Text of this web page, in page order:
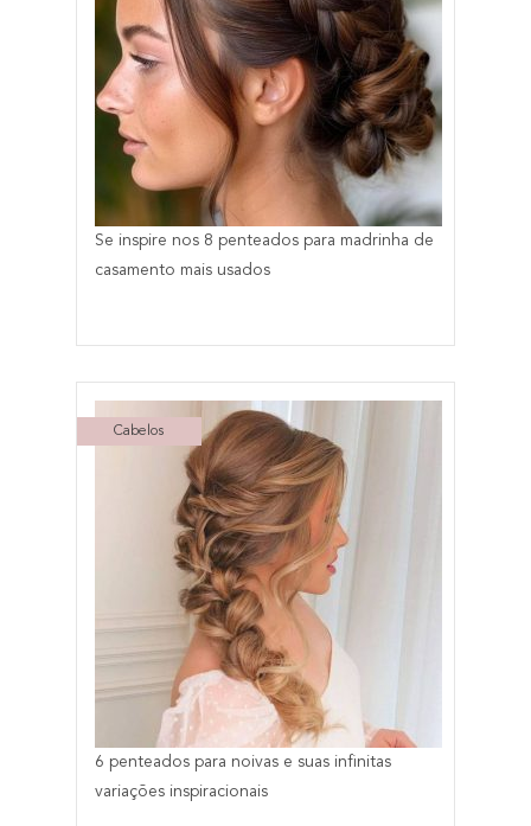
Se inspire nos 8 penteados para madrinha de
casamento mais usados
Cabelos
6 penteados para noivas e suas infinitas
variações inspiracionais